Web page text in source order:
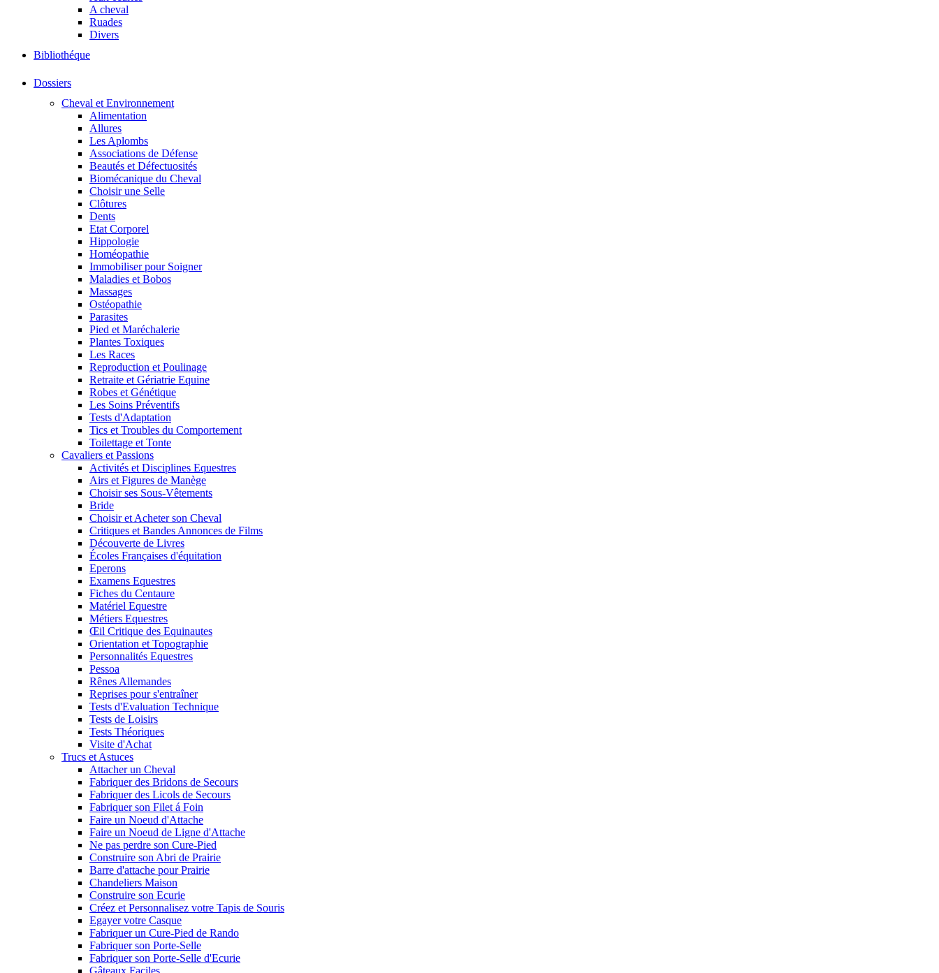
A cheval
Ruades
Divers
Bibliothéque
Dossiers
Cheval et Environnement
Alimentation
Allures
Les Aplombs
Associations de Défense
Beautés et Défectuosités
Biomécanique du Cheval
Choisir une Selle
Clôtures
Dents
Etat Corporel
Hippologie
Homéopathie
Immobiliser pour Soigner
Maladies et Bobos
Massages
Ostéopathie
Parasites
Pied et Maréchalerie
Plantes Toxiques
Les Races
Reproduction et Poulinage
Retraite et Gériatrie Equine
Robes et Génétique
Les Soins Préventifs
Tests d'Adaptation
Tics et Troubles du Comportement
Toilettage et Tonte
Cavaliers et Passions
Activités et Disciplines Equestres
Airs et Figures de Manège
Choisir ses Sous-Vêtements
Bride
Choisir et Acheter son Cheval
Critiques et Bandes Annonces de Films
Découverte de Livres
Écoles Françaises d'équitation
Eperons
Examens Equestres
Fiches du Centaure
Matériel Equestre
Métiers Equestres
Œil Critique des Equinautes
Orientation et Topographie
Personnalités Equestres
Pessoa
Rênes Allemandes
Reprises pour s'entraîner
Tests d'Evaluation Technique
Tests de Loisirs
Tests Théoriques
Visite d'Achat
Trucs et Astuces
Attacher un Cheval
Fabriquer des Bridons de Secours
Fabriquer des Licols de Secours
Fabriquer son Filet á Foin
Faire un Noeud d'Attache
Faire un Noeud de Ligne d'Attache
Ne pas perdre son Cure-Pied
Construire son Abri de Prairie
Barre d'attache pour Prairie
Chandeliers Maison
Construire son Ecurie
Créez et Personnalisez votre Tapis de Souris
Egayer votre Casque
Fabriquer un Cure-Pied de Rando
Fabriquer son Porte-Selle
Fabriquer son Porte-Selle d'Ecurie
Gâteaux Faciles